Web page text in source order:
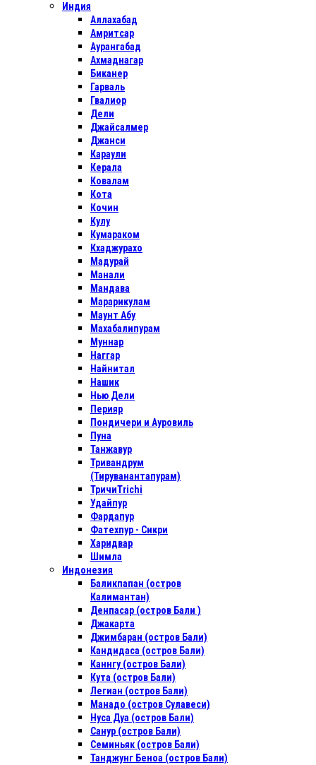
Индия
Аллахабад
Амритсар
Аурангабад
Ахмаднагар
Биканер
Гарваль
Гвалиор
Дели
Джайсалмер
Джанси
Караули
Керала
Ковалам
Кота
Кочин
Кулу
Кумараком
Кхаджурахо
Мадурай
Манали
Мандава
Марарикулам
Маунт Абу
Махабалипурам
Муннар
Наггар
Найнитал
Нашик
Нью Дели
Перияр
Пондичери и Ауровиль
Пуна
Танжавур
Тривандрум
(Тируванантапурам)
ТричиTrichi
Удайпур
Фардапур
Фатехпур - Сикри
Харидвар
Шимла
Индонезия
Баликпапан (остров
Калимантан)
Денпасар (остров Бали )
Джакарта
Джимбаран (остров Бали)
Кандидаса (остров Бали)
Каннгу (остров Бали)
Кута (остров Бали)
Легиан (остров Бали)
Манадо (остров Сулавеси)
Нуса Дуа (остров Бали)
Санур (остров Бали)
Семиньяк (остров Бали)
Танджунг Беноа (остров Бали)